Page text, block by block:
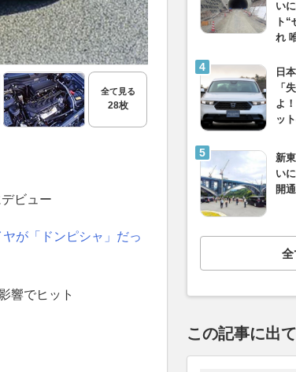
全て見る
28枚
ビュー
が「ドンピシャ」だっ
響でヒット
い
ト
れ
日
「
よ
ッ
新
い
開
全
この記事に出